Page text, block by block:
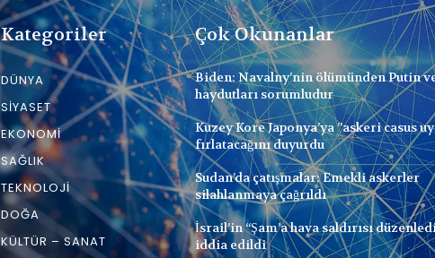
Kategoriler
DÜNYA
SIYASET
EKONOMI
SAĞLIK
TEKNOLOJI
DOĞA
KÜLTÜR – SANAT
Çok Okunanlar
Biden: Navalny’nin ölümünden Putin
haydutları sorumludur
Kuzey Kore Japonya’ya ”askeri casus
fırlatacağını duyurdu
Sudan’da çatışmalar: Emekli askerler
silahlanmaya çağrıldı
İsrail’in “Şam’a hava saldırısı
iddia edildi